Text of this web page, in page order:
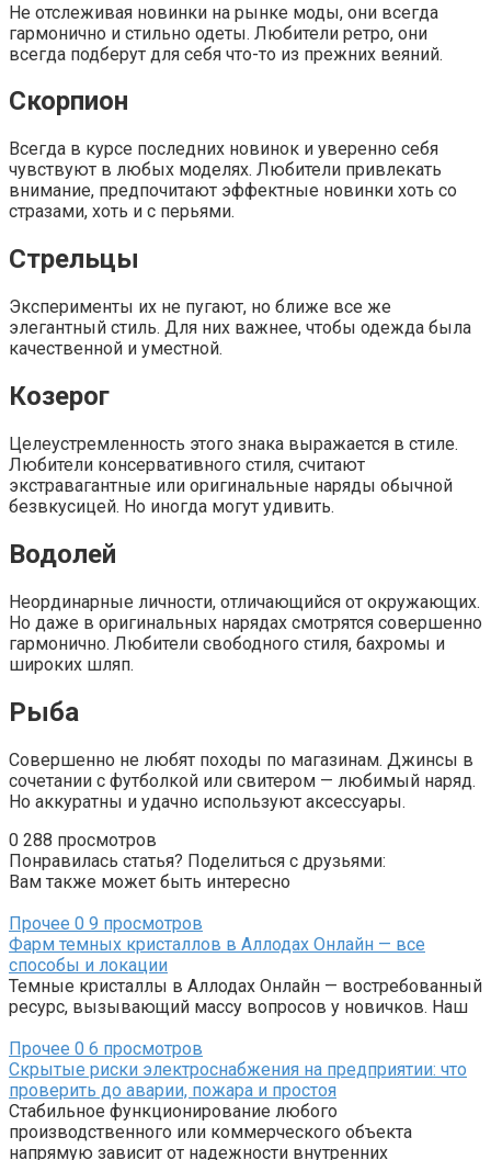
Не отслеживая новинки на рынке моды, они всегда
гармонично и стильно одеты. Любители ретро, они
всегда подберут для себя что-то из прежних веяний.
Скорпион
Всегда в курсе последних новинок и уверенно себя
чувствуют в любых моделях. Любители привлекать
внимание, предпочитают эффектные новинки хоть со
стразами, хоть и с перьями.
Стрельцы
Эксперименты их не пугают, но ближе все же
элегантный стиль. Для них важнее, чтобы одежда была
качественной и уместной.
Козерог
Целеустремленность этого знака выражается в стиле.
Любители консервативного стиля, считают
экстравагантные или оригинальные наряды обычной
безвкусицей. Но иногда могут удивить.
Водолей
Неординарные личности, отличающийся от окружающих.
Но даже в оригинальных нарядах смотрятся совершенно
гармонично. Любители свободного стиля, бахромы и
широких шляп.
Рыба
Совершенно не любят походы по магазинам. Джинсы в
сочетании с футболкой или свитером — любимый наряд.
Но аккуратны и удачно используют аксессуары.
0 288 просмотров
Понравилась статья? Поделиться с друзьями:
Вам также может быть интересно
Прочее 0 9 просмотров
Фарм темных кристаллов в Аллодах Онлайн — все
способы и локации
Темные кристаллы в Аллодах Онлайн — востребованный
ресурс, вызывающий массу вопросов у новичков. Наш
Прочее 0 6 просмотров
Скрытые риски электроснабжения на предприятии: что
проверить до аварии, пожара и простоя
Стабильное функционирование любого
производственного или коммерческого объекта
напрямую зависит от надежности внутренних